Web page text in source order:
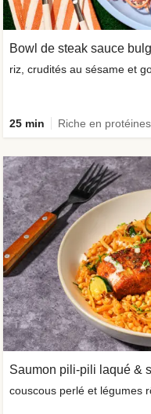
Bowl de steak sauce
riz, crudités au sésame et
25 min
Saumon pili-pili laqué &
couscous perlé et légumes